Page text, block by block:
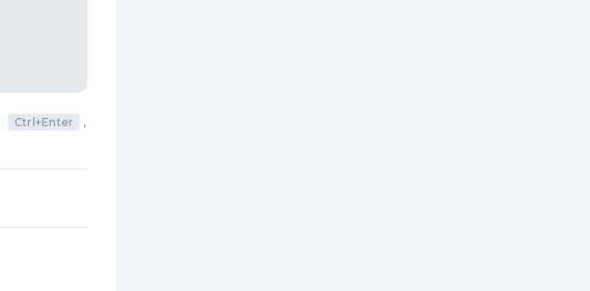
Ctrl+Enter
,